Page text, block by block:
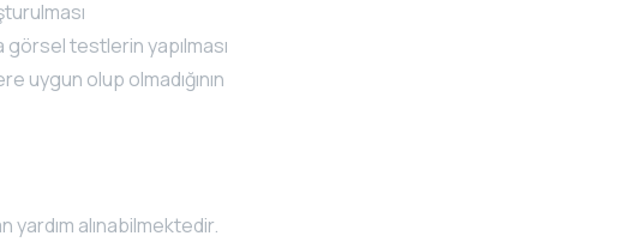
görsel testlerin yapılması
uygun olup olmadığının
yardım alınabilmektedir.